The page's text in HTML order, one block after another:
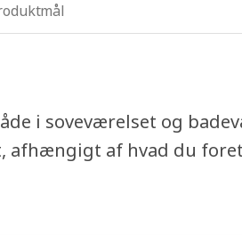
i soveværelset og
afhængigt af hvad du